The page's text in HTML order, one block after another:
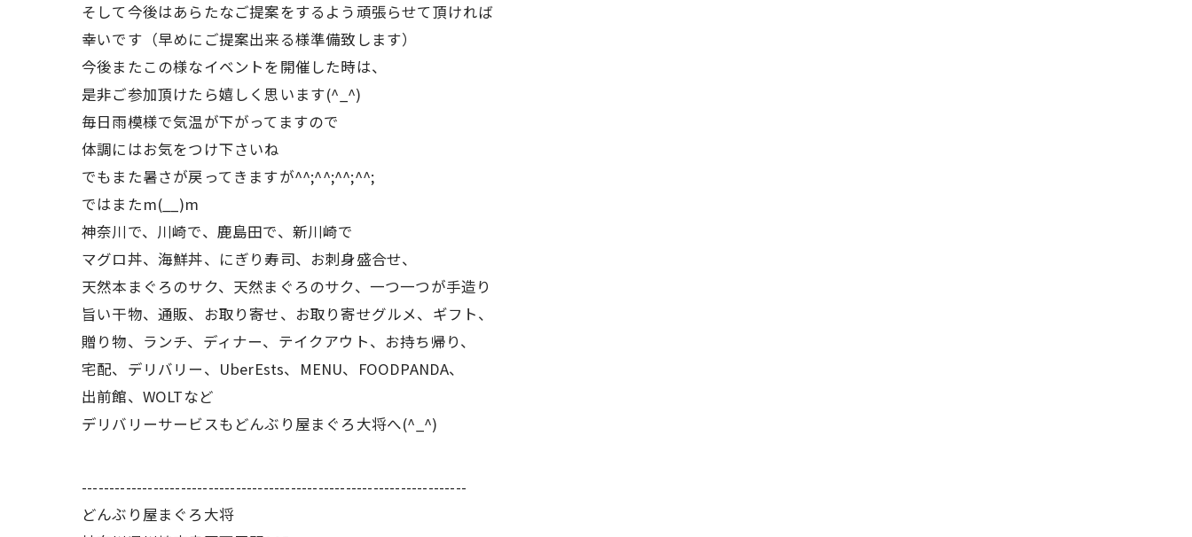
そして今後はあらたなご提案をするよう頑張らせて頂ければ
幸いです（早めにご提案出来る様準備致します）
今後またこの様なイベントを開催した時は、
是非ご参加頂けたら嬉しく思います(^_^)
毎日雨模様で気温が下がってますので
体調にはお気をつけ下さいね
でもまた暑さが戻ってきますが^^;^^;^^;^^;
ではまたm(__)m
神奈川で、川崎で、鹿島田で、新川崎で
マグロ丼、海鮮丼、にぎり寿司、お刺身盛合せ、
天然本まぐろのサク、天然まぐろのサク、一つ一つが手造り
旨い干物、通販、お取り寄せ、お取り寄せグルメ、ギフト、
贈り物、ランチ、ディナー、テイクアウト、お持ち帰り、
宅配、デリバリー、UberEsts、MENU、FOODPANDA、
出前館、WOLTなど
デリバリーサービスもどんぶり屋まぐろ大将へ(^_^)
----------------------------------------------------------------------
どんぶり屋まぐろ大将